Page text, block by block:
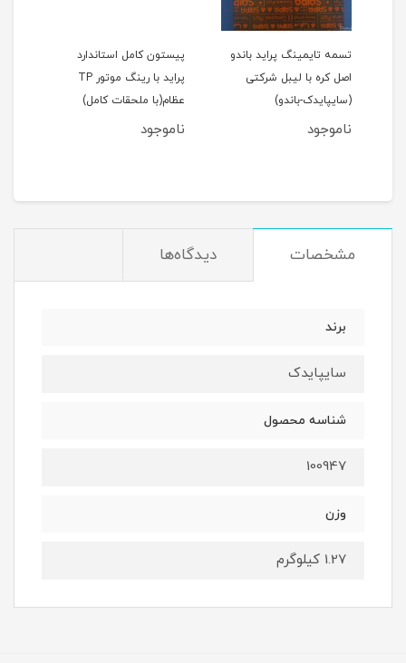
تسمه تایمینگ پراید باندو
اصل کره با لیبل شرکتی
(سایپایدک-باندو)
ناموجود
پیستون کامل استاندارد
پراید با رینگ موتور TP
عظام(با ملحقات کامل)
ناموجود
مشخصات دیدگاه‌ها
برند
سایپایدک
شناسه محصول
100947
وزن
1.27 کیلوگرم